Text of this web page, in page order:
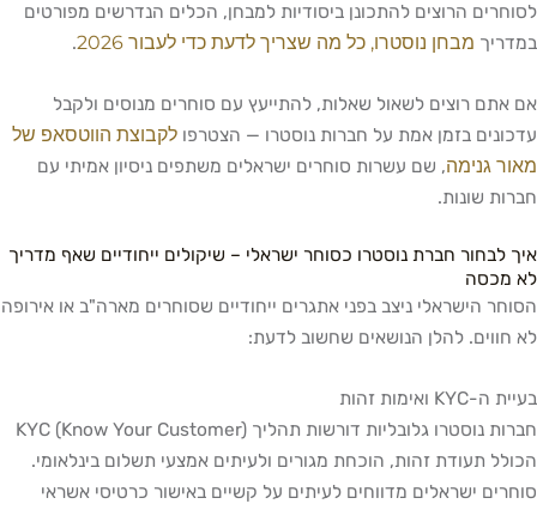
לסוחרים הרוצים להתכונן ביסודיות למבחן, הכלים הנדרשים מפורטים
במדריך מבחן נוסטרו, כל מה שצריך לדעת כדי לעבור 2026 .
אם אתם רוצים לשאול שאלות, להתייעץ עם סוחרים מנוסים ולקבל
עדכונים בזמן אמת על חברות נוסטרו — הצטרפו לקבוצת הווטסאפ של
מאור גנימה, שם עשרות סוחרים ישראלים משתפים ניסיון אמיתי עם
חברות שונות.
איך לבחור חברת נוסטרו כסוחר ישראלי – שיקולים ייחודיים שאף מדריך
לא מכסה
הסוחר הישראלי ניצב בפני אתגרים ייחודיים שסוחרים מארה"ב או אירופה
לא חווים. להלן הנושאים שחשוב לדעת:
בעיית ה-KYC ואימות זהות
חברות נוסטרו גלובליות דורשות תהליך KYC (Know Your Customer)
הכולל תעודת זהות, הוכחת מגורים ולעיתים אמצעי תשלום בינלאומי.
סוחרים ישראלים מדווחים לעיתים על קשיים באישור כרטיסי אשראי